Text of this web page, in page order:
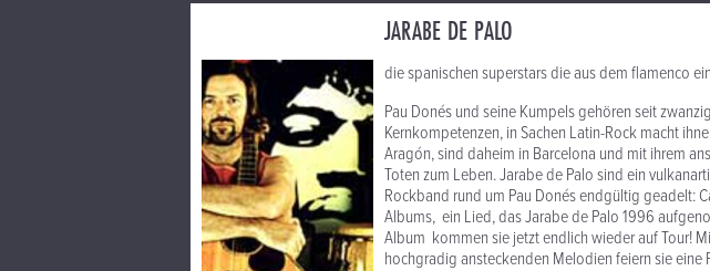
JARABE DE PALO
die spanischen superstars die aus dem flamenco
Pau Donés und seine Kumpels gehören seit
Kernkompetenzen, in Sachen Latin-Rock macht
Aragón, sind daheim in Barcelona und mit ihrem
Toten zum Leben. Jarabe de Palo sind ein
Rockband rund um Pau Donés endgültig geadelt:
Albums, ein Lied, das Jarabe de Palo 1996
Album kommen sie jetzt endlich wieder auf Tour!
hochgradig ansteckenden Melodien feiern sie